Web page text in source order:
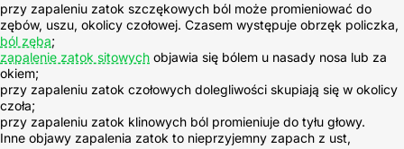
przy zapaleniu zatok szczękowych ból może promieniować do
zębów, uszu, okolicy czołowej. Czasem występuje obrzęk policzka,
ból zęba;
zapalenie zatok sitowych objawia się bólem u nasady nosa lub za
okiem;
przy zapaleniu zatok czołowych dolegliwości skupiają się w okolicy
czoła;
przy zapaleniu zatok klinowych ból promieniuje do tyłu głowy.
Inne objawy zapalenia zatok to nieprzyjemny zapach z ust,